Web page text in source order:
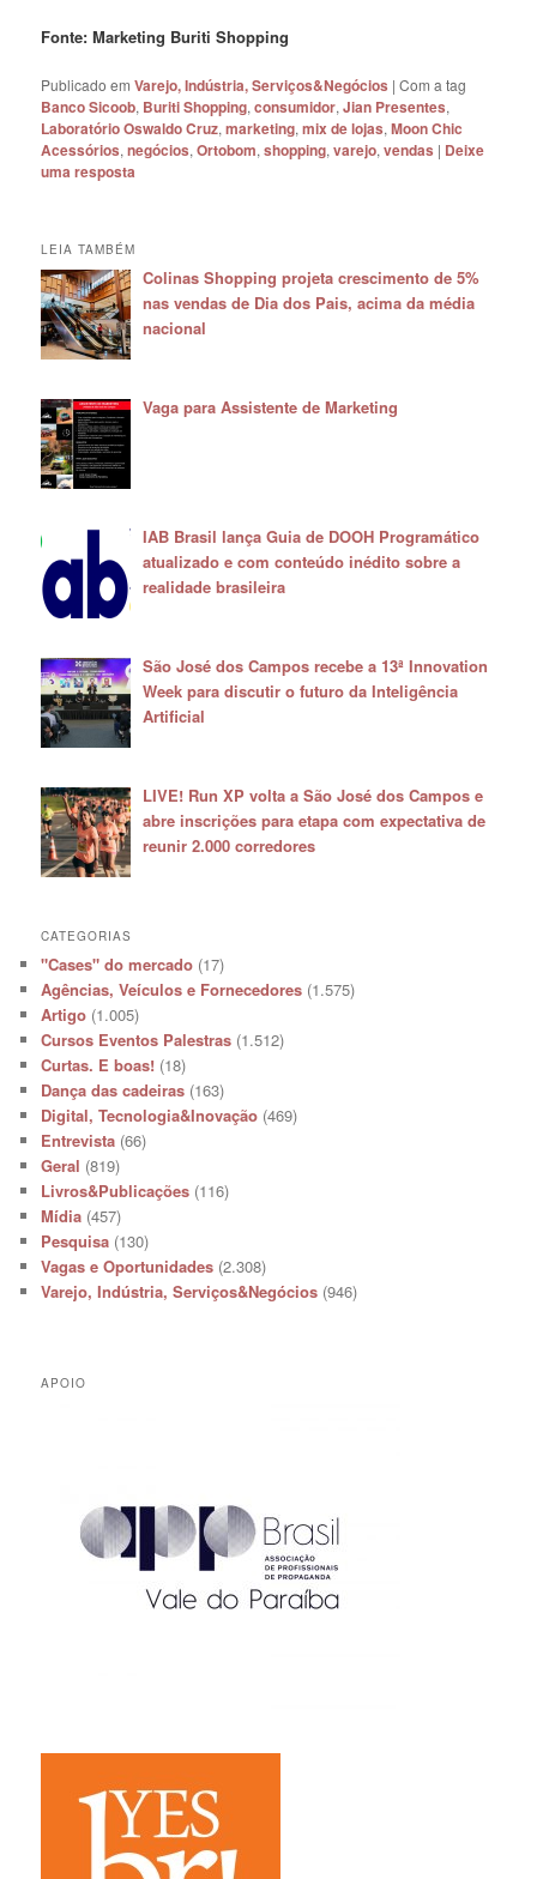
Fonte: Marketing Buriti Shopping
Publicado em Varejo, Indústria, Serviços&Negócios |Com a tag
Banco Sicoob, Buriti Shopping,consumidor,Jian Presentes,
Laboratório Oswaldo Cruz,marketing,mix de lojas,Moon Chic
Acessórios,negócios,Ortobom,shopping,varejo,vendas | Deixe
uma resposta
LEIA TAMBÉM
Colinas Shopping projeta crescimento de 5%
nas vendas de Dia dos Pais, acima da média
nacional
Vaga para Assistente de Marketing
IAB Brasil lança Guia de DOOH Programático
atualizado e com conteúdo inédito sobre a
realidade brasileira
São José dos Campos recebe a 13ª Innovation
Week para discutir o futuro da Inteligência
Artificial
LIVE! Run XP volta a São José dos Campos e
abre inscrições para etapa com expectativa de
reunir 2.000 corredores
CATEGORIAS
"Cases" do mercado (17)
Agências, Veículos e Fornecedores (1.575)
Artigo (1.005)
Cursos Eventos Palestras (1.512)
Curtas. E boas! (18)
Dança das cadeiras (163)
Digital, Tecnologia&Inovação (469)
Entrevista (66)
Geral (819)
Livros&Publicações (116)
Mídia (457)
Pesquisa (130)
Vagas e Oportunidades (2.308)
Varejo, Indústria, Serviços&Negócios (946)
APOIO